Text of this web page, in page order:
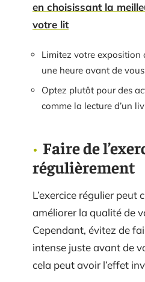
en choisissant la
votre lit
Limitez votre exposition
une heure avant de
Optez plutôt pour des
comme la lecture d’un
Faire de
régulièrement
L’exercice régulier peut
améliorer la qualité de
Cependant, évitez de
intense juste avant de
cela peut avoir l’effet